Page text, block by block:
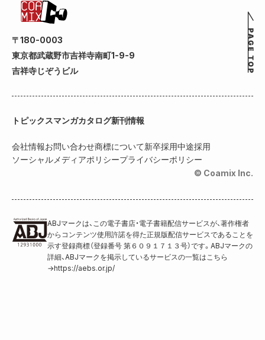
〒180-0003
東京都武蔵野市吉祥寺南町1-9-9
吉祥寺じぞうビル
トピックスマンガカタログ新刊情報
会社情報お問い合わせ商標について新卒採用中途採用
ソーシャルメディアポリシープライバシーポリシー
© Coamix Inc.
ABJマークは、この電子書店・電子書籍配信サービスが、著作権者
からコンテンツ使用許諾を得た正規版配信サービスであることを
示す登録商標（登録番号 第６０９１７１３号）です。ABJマークの
詳細、ABJマークを掲示しているサービスの一覧はこちら
→https://aebs.or.jp/